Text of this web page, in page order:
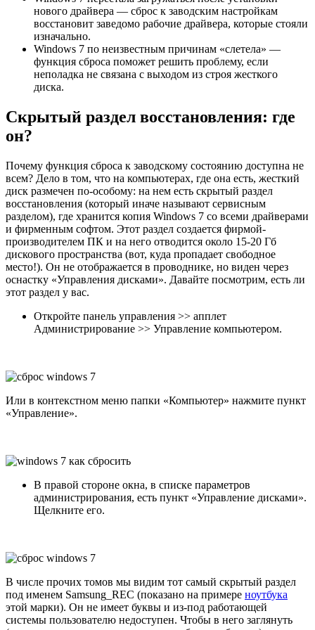
нового драйвера — сброс к заводским настройкам
восстановит заведомо рабочие драйвера, которые стояли
изначально.
Windows 7 по неизвестным причинам «слетела» —
функция сброса поможет решить проблему, если
неполадка не связана с выходом из строя жесткого
диска.
Скрытый раздел восстановления: где
он?
Почему функция сброса к заводскому состоянию доступна не
всем? Дело в том, что на компьютерах, где она есть, жесткий
диск размечен по-особому: на нем есть скрытый раздел
восстановления (который иначе называют сервисным
разделом), где хранится копия Windows 7 со всеми драйверами
и фирменным софтом. Этот раздел создается фирмой-
производителем ПК и на него отводится около 15-20 Гб
дискового пространства (вот, куда пропадает свободное
место!). Он не отображается в проводнике, но виден через
оснастку «Управления дисками». Давайте посмотрим, есть ли
этот раздел у вас.
Откройте панель управления >> апплет
Администрирование >> Управление компьютером.
Или в контекстном меню папки «Компьютер» нажмите пункт
«Управление».
В правой стороне окна, в списке параметров
администрирования, есть пункт «Управление дисками».
Щелкните его.
В числе прочих томов мы видим тот самый скрытый раздел
под именем Samsung_REC (показано на примере ноутбука
этой марки). Он не имеет буквы и из-под работающей
системы пользователю недоступен. Чтобы в него заглянуть